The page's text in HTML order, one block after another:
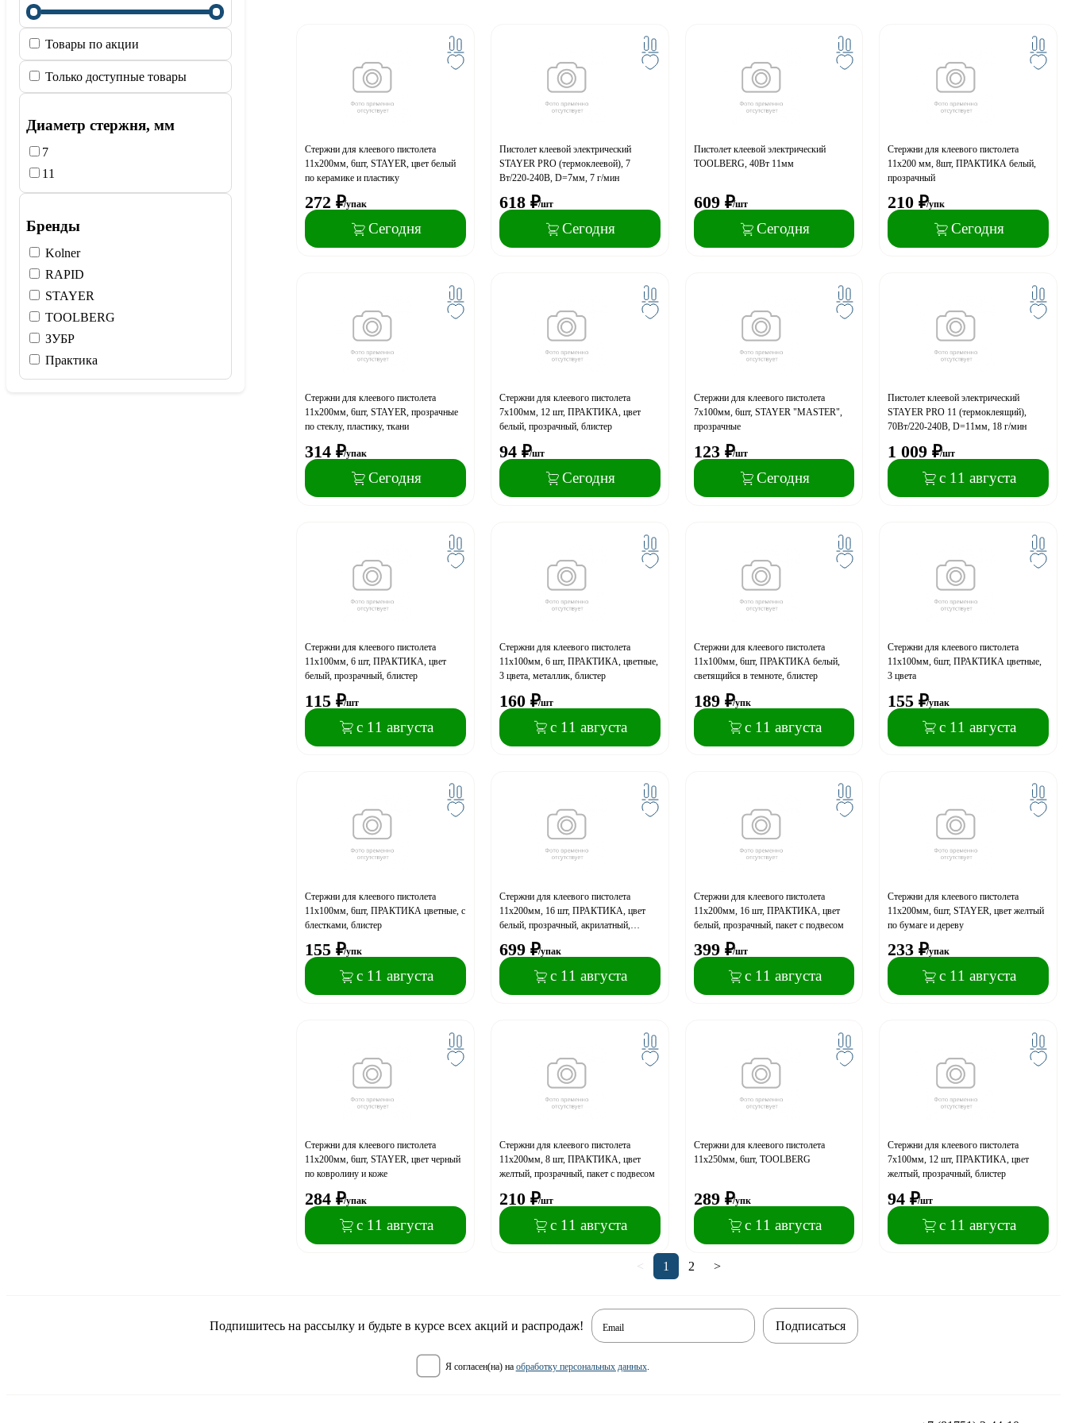
Товары по акции
Только доступные товары
Диаметр стержня, мм
7
11
Бренды
Kolner
RAPID
STAYER
TOOLBERG
ЗУБР
Практика
Стержни для клеевого пистолета
11х200мм, 6шт, STAYER, цвет белый
по керамике и пластику
272 ₽/упак
Сегодня
Пистолет клеевой электрический
STAYER PRO (термоклеевой), 7
Вт/220-240В, D=7мм, 7 г/мин
618 ₽/шт
Сегодня
Пистолет клеевой электрический
TOOLBERG, 40Вт 11мм
609 ₽/шт
Сегодня
Стержни для клеевого пистолета
11х200 мм, 8шт, ПРАКТИКА белый,
прозрачный
210 ₽/упк
Сегодня
Стержни для клеевого пистолета
11х200мм, 6шт, STAYER, прозрачные
по стеклу, пластику, ткани
314 ₽/упак
Сегодня
Стержни для клеевого пистолета
7х100мм, 12 шт, ПРАКТИКА, цвет
белый, прозрачный, блистер
94 ₽/шт
Сегодня
Стержни для клеевого пистолета
7х100мм, 6шт, STAYER "MASTER",
прозрачные
123 ₽/шт
Сегодня
Пистолет клеевой электрический
STAYER PRO 11 (термоклеящий),
70Вт/220-240В, D=11мм, 18 г/мин
1 009 ₽/шт
с 11 августа
Стержни для клеевого пистолета
11х100мм, 6 шт, ПРАКТИКА, цвет
белый, прозрачный, блистер
115 ₽/шт
с 11 августа
Стержни для клеевого пистолета
11х100мм, 6 шт, ПРАКТИКА, цветные,
3 цвета, металлик, блистер
160 ₽/шт
с 11 августа
Стержни для клеевого пистолета
11х100мм, 6шт, ПРАКТИКА белый,
светящийся в темноте, блистер
189 ₽/упк
с 11 августа
Стержни для клеевого пистолета
11х100мм, 6шт, ПРАКТИКА цветные,
3 цвета
155 ₽/упак
с 11 августа
Стержни для клеевого пистолета
11х100мм, 6шт, ПРАКТИКА цветные, с
блестками, блистер
155 ₽/упк
с 11 августа
Стержни для клеевого пистолета
11х200мм, 16 шт, ПРАКТИКА, цвет
белый, прозрачный, акрилатный,
699 ₽/упак
с 11 августа
Стержни для клеевого пистолета
11х200мм, 16 шт, ПРАКТИКА, цвет
белый, прозрачный, пакет с подвесом
399 ₽/шт
с 11 августа
Стержни для клеевого пистолета
11х200мм, 6шт, STAYER, цвет желтый
по бумаге и дереву
233 ₽/упак
с 11 августа
Стержни для клеевого пистолета
11х200мм, 6шт, STAYER, цвет черный
по ковролину и коже
284 ₽/упак
с 11 августа
Стержни для клеевого пистолета
11х200мм, 8 шт, ПРАКТИКА, цвет
желтый, прозрачный, пакет с подвесом
210 ₽/шт
с 11 августа
Стержни для клеевого пистолета
11х250мм, 6шт, TOOLBERG
289 ₽/упк
с 11 августа
Стержни для клеевого пистолета
7х100мм, 12 шт, ПРАКТИКА, цвет
желтый, прозрачный, блистер
94 ₽/шт
с 11 августа
< 1 2 >
Подпишитесь на рассылку и будьте в курсе всех акций и распродаж! Email
я согласен(на) на обработку персональных данных.
Подписаться